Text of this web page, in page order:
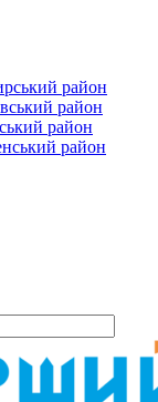
район
район
район
район